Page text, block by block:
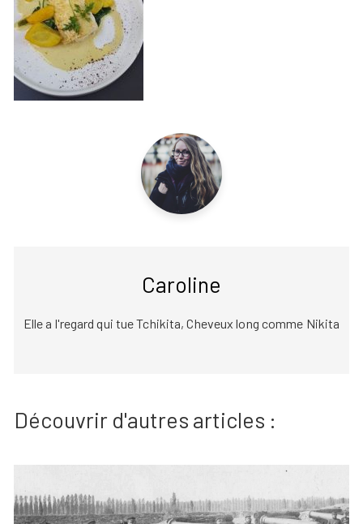
Caroline
Elle a l'regard qui tue Tchikita, Cheveux long comme Nikita
Découvrir d'autres articles :